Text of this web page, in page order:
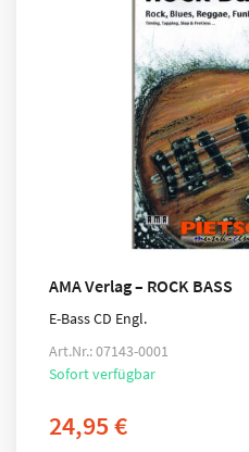
AMA Verlag – ROCK BASS
E-Bass CD Engl.
Art.Nr.: 07143-0001
Sofort verfügbar
24,95€